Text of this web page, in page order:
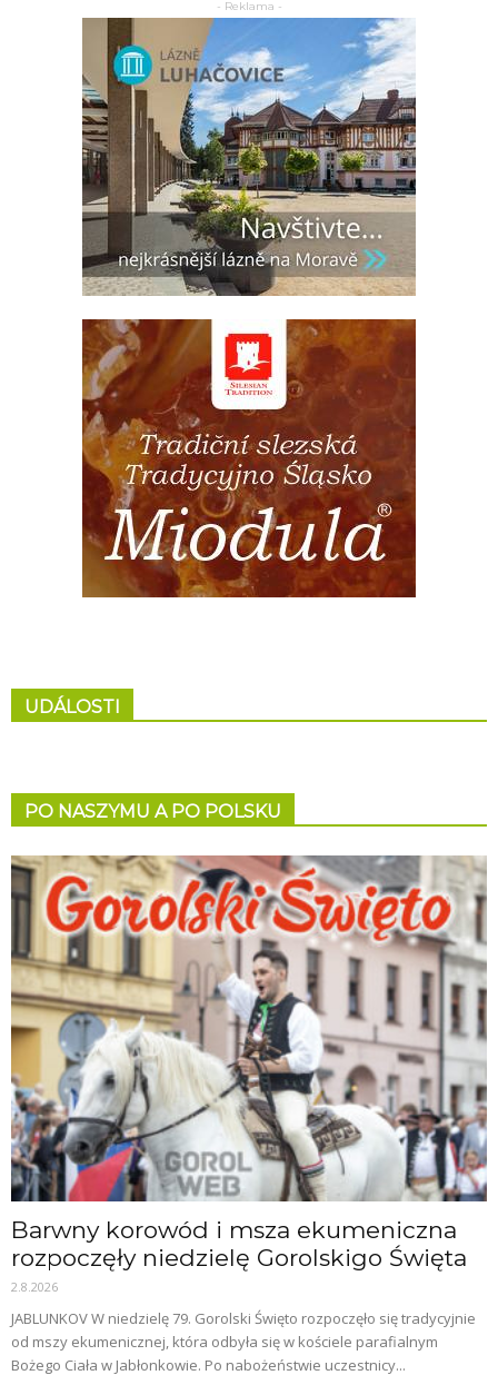
- Reklama -
UDÁLOSTI
PO NASZYMU A PO POLSKU
Barwny korowód i msza ekumeniczna
rozpoczęły niedzielę Gorolskigo Święta
2.8.2026
JABLUNKOV W niedzielę 79. Gorolski Święto rozpoczęło się tradycyjnie
od mszy ekumenicznej, która odbyła się w kościele parafialnym
Bożego Ciała w Jabłonkowie. Po nabożeństwie uczestnicy...